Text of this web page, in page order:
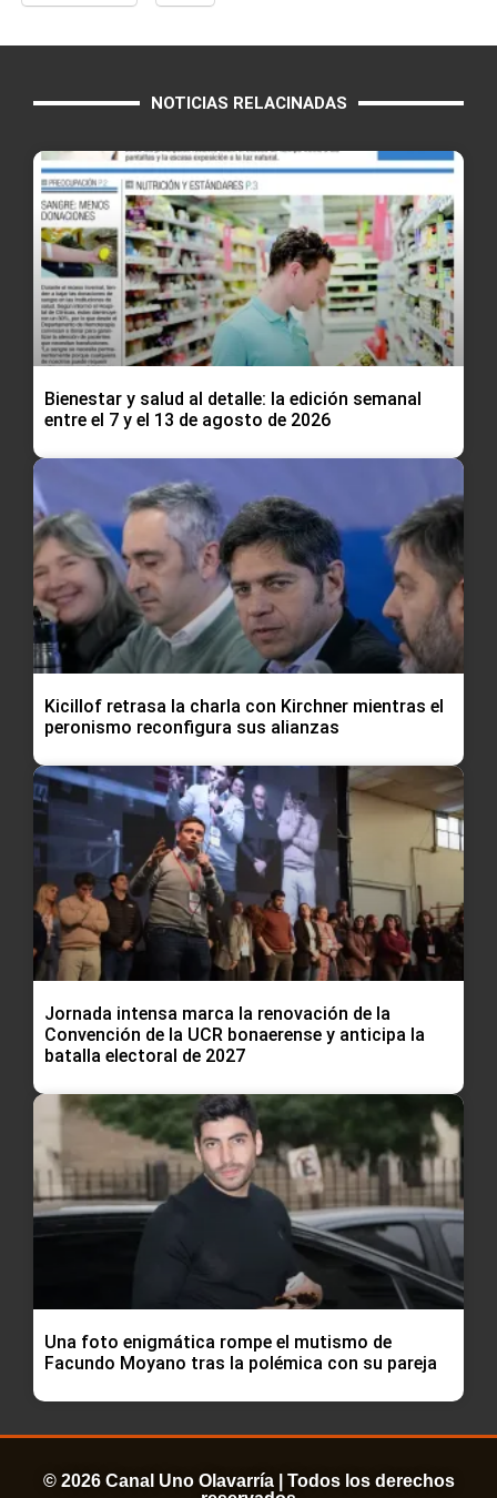
NOTICIAS RELACINADAS
Bienestar y salud al detalle: la edición semanal
entre el 7 y el 13 de agosto de 2026
Kicillof retrasa la charla con Kirchner mientras el
peronismo reconfigura sus alianzas
Jornada intensa marca la renovación de la
Convención de la UCR bonaerense y anticipa la
batalla electoral de 2027
Una foto enigmática rompe el mutismo de
Facundo Moyano tras la polémica con su pareja
© 2026 Canal Uno Olavarría | Todos los derechos